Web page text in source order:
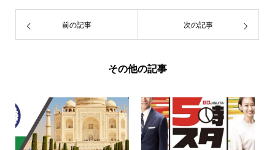
前の記事 次の記事
その他の記事